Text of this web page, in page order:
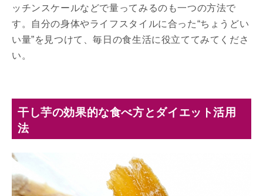
ッチンスケールなどで量ってみるのも一つの方法で
す。自分の身体やライフスタイルに合った“ちょうどい
い量”を見つけて、毎日の食生活に役立ててみてくださ
い。
干し芋の効果的な食べ方とダイエット活用
法